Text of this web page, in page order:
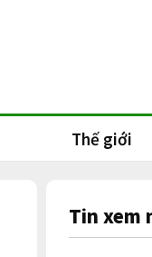
Thế giới
Tin xem